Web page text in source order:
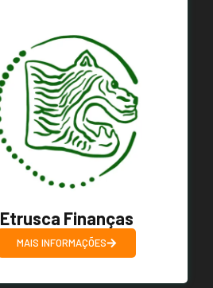
Etrusca Finanças
MAIS INFORMAÇÕES